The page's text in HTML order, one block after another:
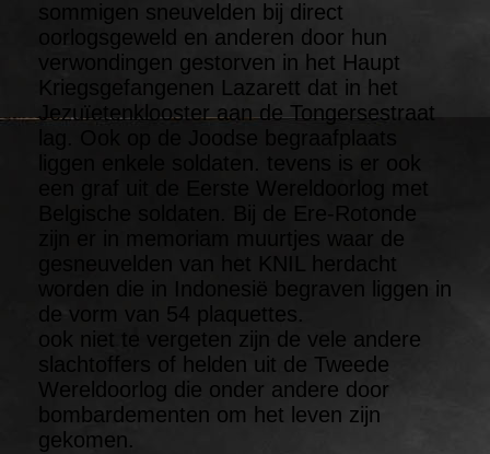
sommigen sneuvelden bij direct
oorlogsgeweld en anderen door hun
verwondingen gestorven in het Haupt
Kriegsgefangenen Lazarett dat in het
Jezuïetenklooster aan de Tongersestraat
lag. Ook op de Joodse begraafplaats
liggen enkele soldaten. tevens is er ook
een graf uit de Eerste Wereldoorlog met
Belgische soldaten. Bij de Ere-Rotonde
zijn er in memoriam muurtjes waar de
gesneuvelden van het KNIL herdacht
worden die in Indonesië begraven liggen in
de vorm van 54 plaquettes.
ook niet te vergeten zijn de vele andere
slachtoffers of helden uit de Tweede
Wereldoorlog die onder andere door
bombardementen om het leven zijn
gekomen.